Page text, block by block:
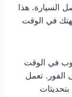
هذا
في الوقت
في الوقت
الفور. تعمل